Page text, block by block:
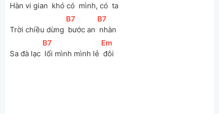
Hàn vi gian khó có mình, có ta
Trời chiều dừng
[B7
bước an
[B7
nhàn
Sa đà lạc
[B7
lối mình mình lẻ
[Em
đôi